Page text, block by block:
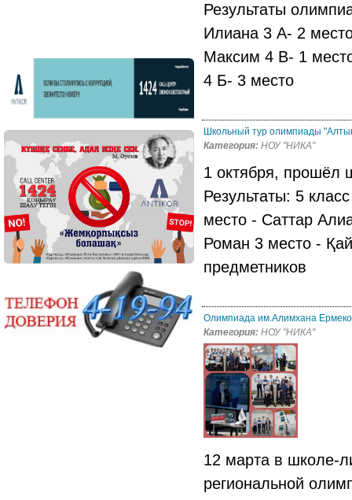
Результаты
Илиана 3 А- 2
Максим 4 В- 1
4 Б- 3 место
Школьный тур олимпиады
Категория: НОУ "НИКА"
1 октября, прошёл
Результаты: 5
место - Саттар
Роман 3 место -
предметников
Олимпиада им.Алимхана
Категория: НОУ "НИКА"
12 марта в школе-
региональной